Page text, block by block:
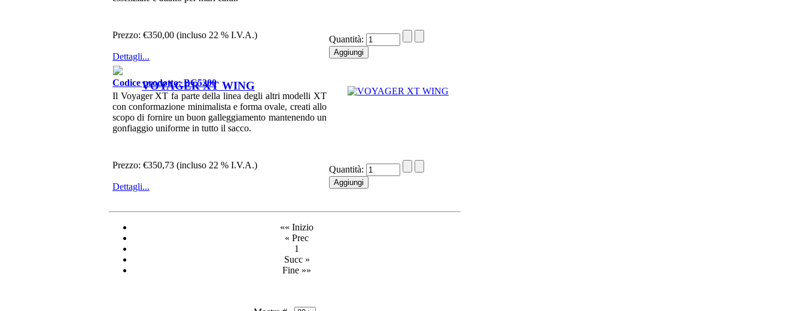
Prezzo: €350,00 (incluso 22 % I.V.A.)
Dettagli...
Quantità:
VOYAGER XT WING
Codice prodotto: BC5200
Il Voyager XT fa parte della linea degli altri modelli XT
con conformazione minimalista e forma ovale, creati allo
scopo di fornire un buon galleggiamento mantenendo un
gonfiaggio uniforme in tutto il sacco.
Prezzo: €350,73 (incluso 22 % I.V.A.)
Dettagli...
Quantità:
«« Inizio
« Prec
1
Succ »
Fine »»